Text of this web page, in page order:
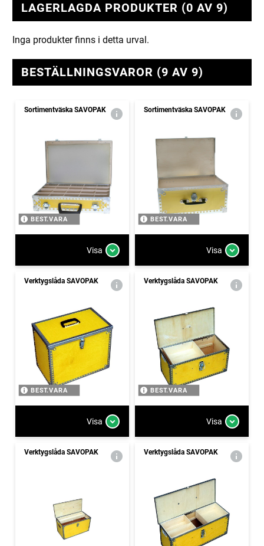
LAGERLAGDA PRODUKTER (0 AV 9)
Inga produkter finns i detta urval.
BESTÄLLNINGSVAROR (9 AV 9)
Sortimentväska SAVOPAK
BEST.VARA
Visa
Sortimentväska SAVOPAK
BEST.VARA
Visa
Verktygslåda SAVOPAK
BEST.VARA
Visa
Verktygslåda SAVOPAK
BEST.VARA
Visa
Verktygslåda SAVOPAK Verktygslåda SAVOPAK